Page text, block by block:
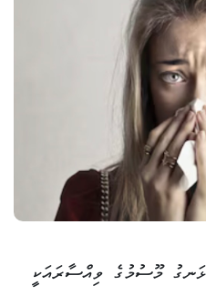
މޫސުމުގެ ވިއްސާރައަކީ